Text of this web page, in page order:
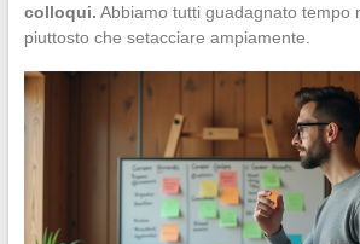
colloqui. Abbiamo tutti guadagnato tempo
piuttosto che setacciare ampiamente.